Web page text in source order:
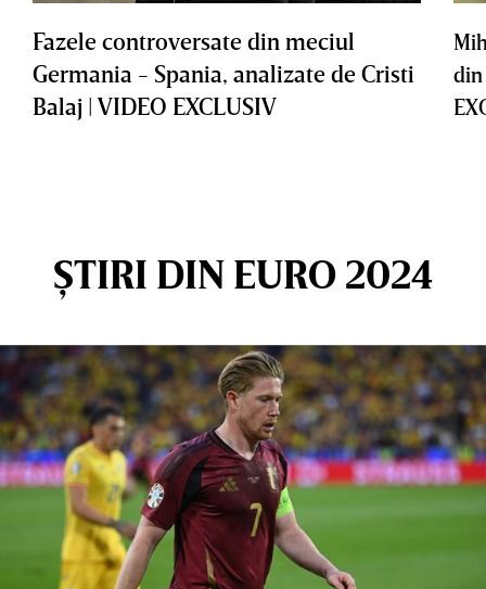
Fazele controversate din meciul
Germania - Spania, analizate de Cristi
Balaj | VIDEO EXCLUSIV
din
ȘTIRI DIN EURO 2024